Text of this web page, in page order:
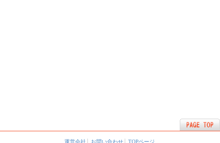
運営会社 お問い合わせ TOPページ